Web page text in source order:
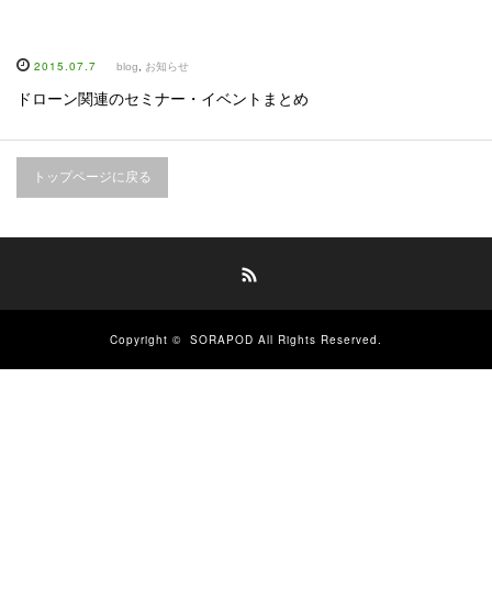
2015.07.7 blog お知らせ
ドローン関連のセミナー・イベントまとめ
トップページに戻る
Copyright © SORAPOD All Rights Reserved.